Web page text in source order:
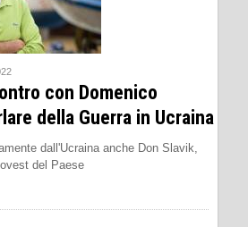
con Domenico
della Guerra in Ucraina
dall'Ucraina anche Don Slavik,
del Paese